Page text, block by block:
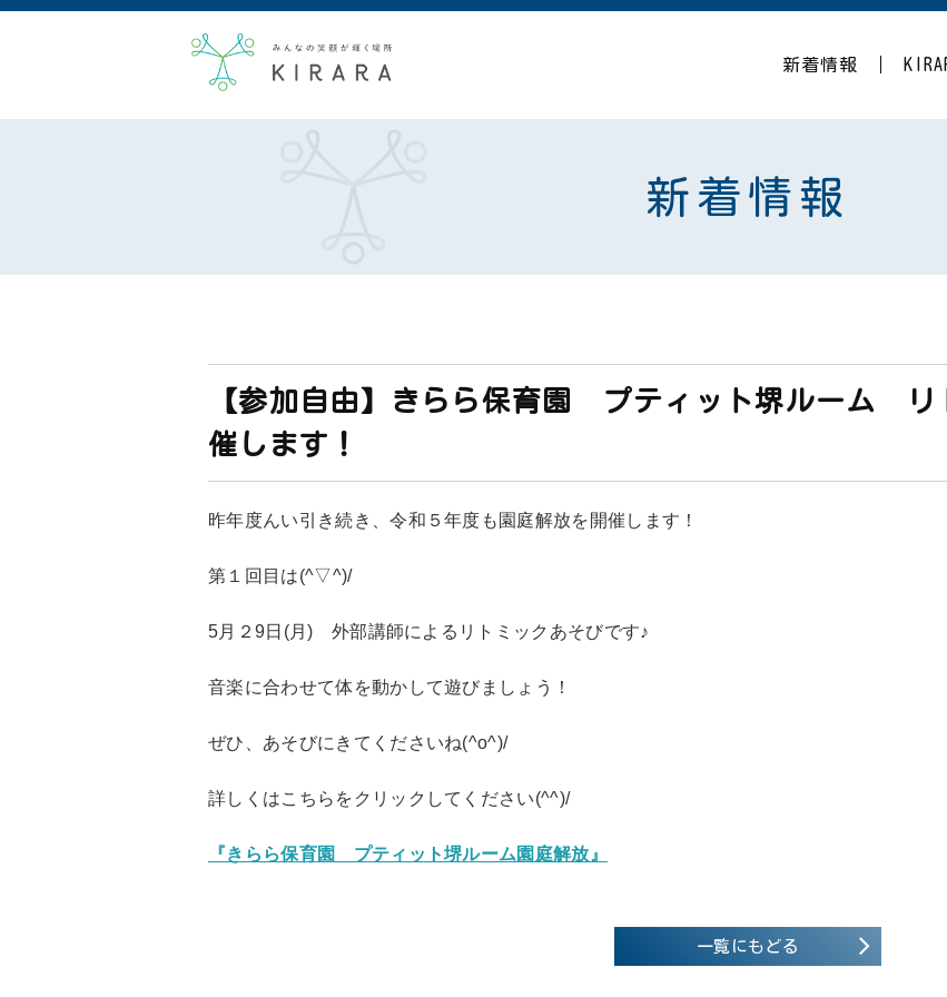
新着情報
新着情報
【参加自由】きらら保育園 プティット堺ルーム リ
催します！
昨年度んい引き続き、令和５年度も園庭解放を開催します！
第１回目は(^▽^)/
5月２9日(月) 外部講師によるリトミックあそびです♪
音楽に合わせて体を動かして遊びましょう！
ぜひ、あそびにきてくださいね(^o^)/
詳しくはこちらをクリックしてください(^^)/
『きらら保育園 プティット堺ルーム園庭解放』
一覧にもどる